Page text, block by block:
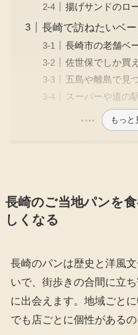
揚げサンドのロ
長崎で訪ねたいベ
長崎市の老舗ベ
佐世保でしか買
五島や離島で見
スーパーや道の
もっと
長崎のご当地パンを
しくなる
長崎のパンは歴史と洋風
いで、街歩きの合間に立
に出会えます。地域ごと
でも店ごとに個性があるの